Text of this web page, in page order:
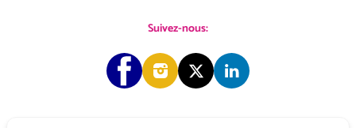
Suivez-nous: